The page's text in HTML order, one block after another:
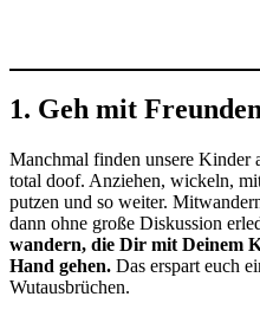
1. Geh mit
Manchmal finden unsere Kinder
total doof. Anziehen, wickeln,
putzen und so weiter.
dann ohne große Diskussion
wandern, die Dir mit Deinem
Hand gehen. Das erspart euch
Wutausbrüchen.